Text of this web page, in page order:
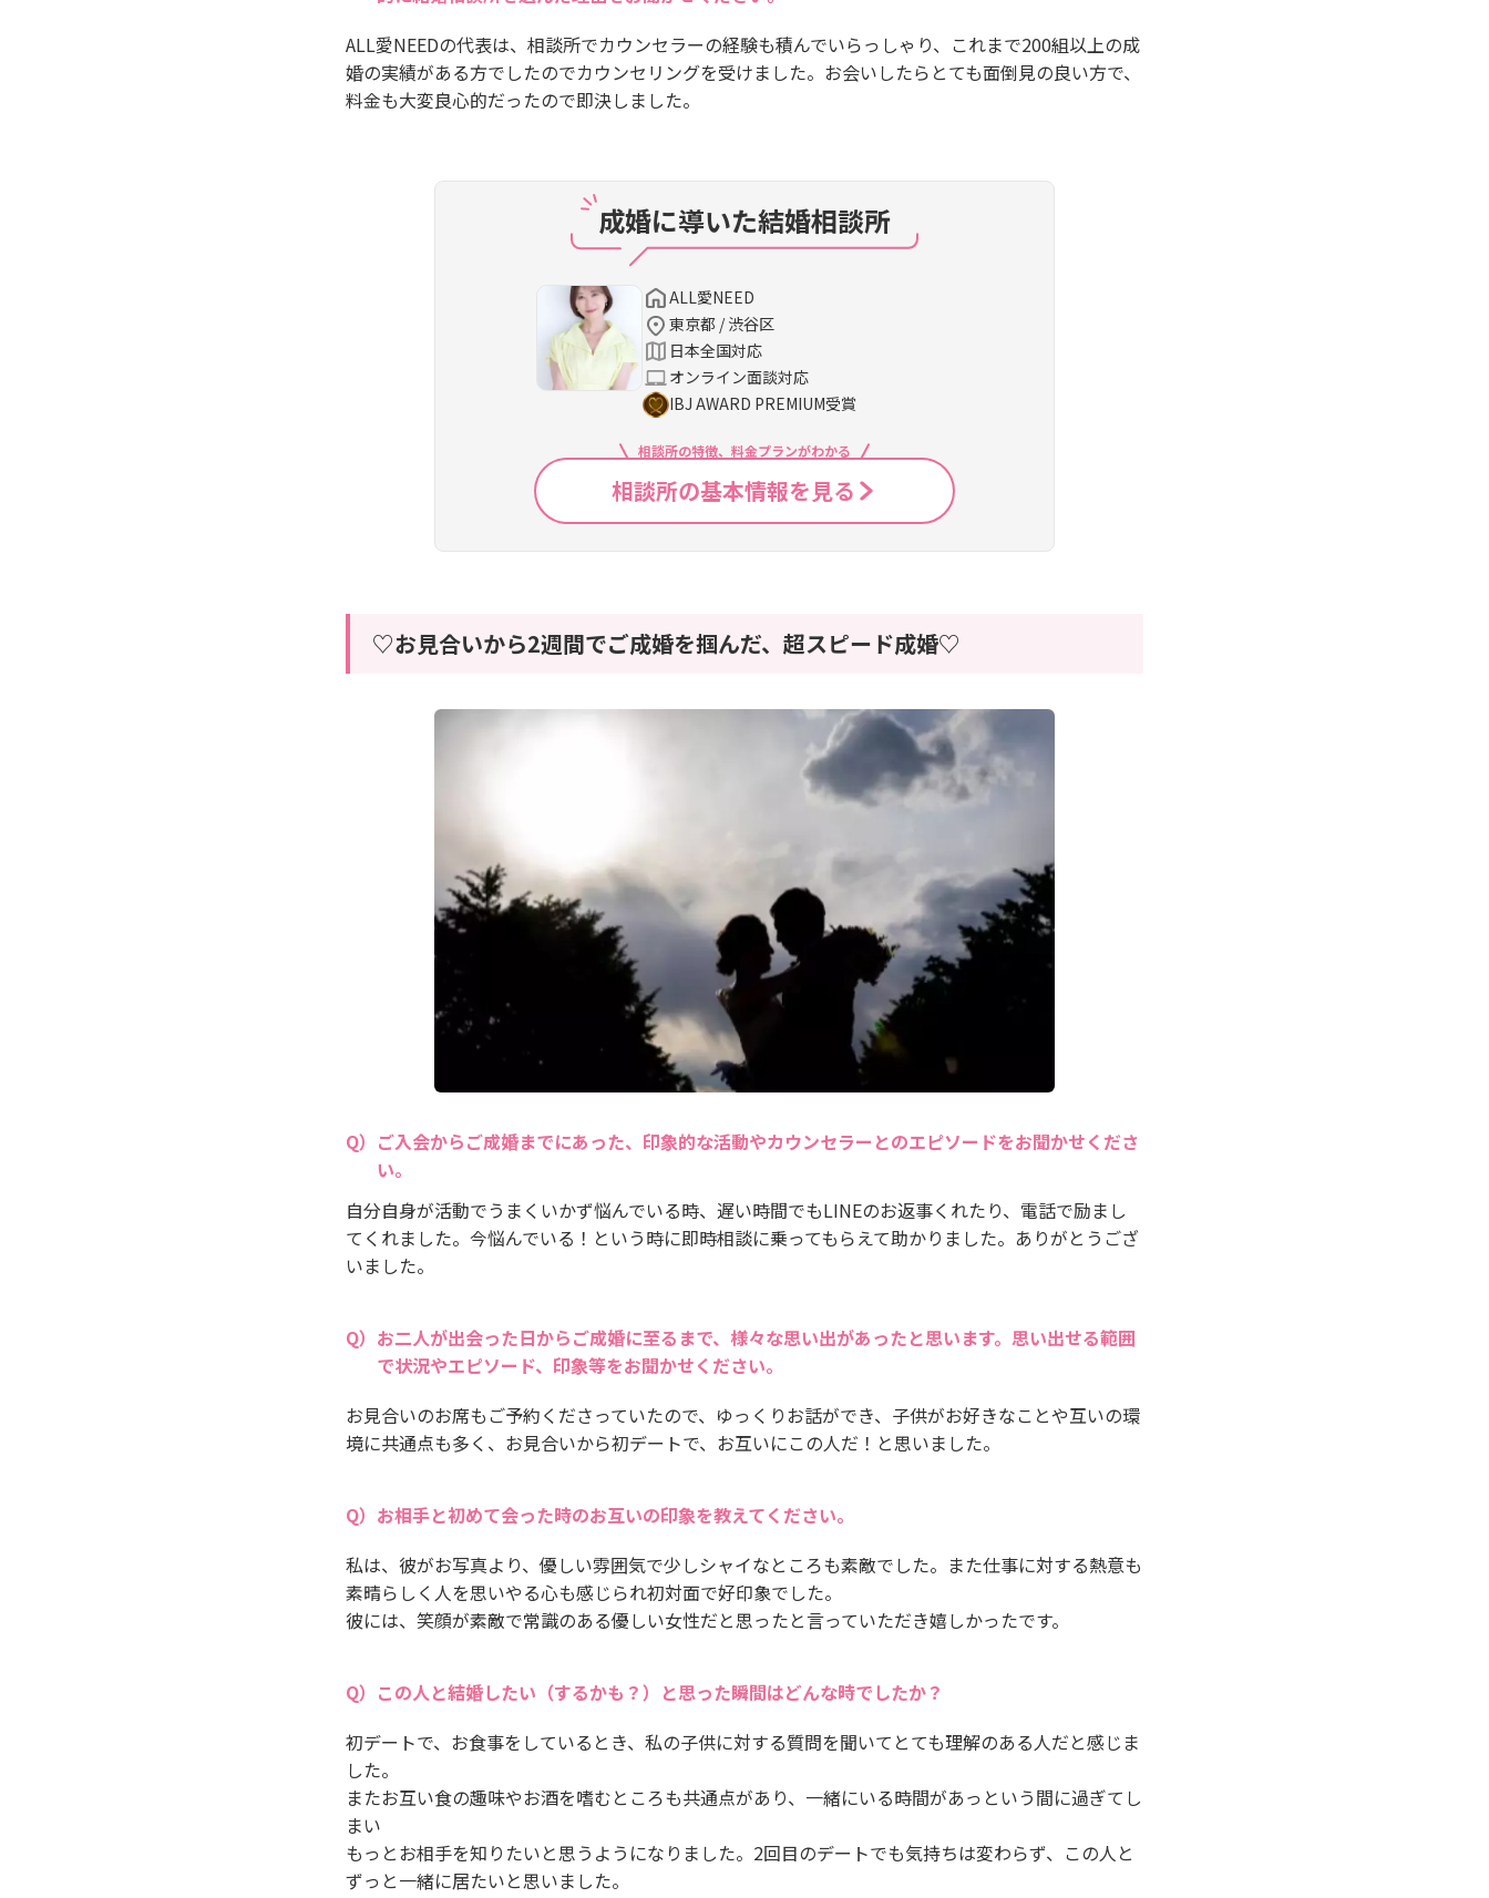
ALL愛NEEDの代表は、相談所でカウンセラーの経験も積んでいらっしゃり、これまで200組以上の成
婚の実績がある方でしたのでカウンセリングを受けました。お会いしたらとても面倒見の良い方で、
料金も大変良心的だったので即決しました。
成婚に導いた結婚相談所
ALL愛NEED
東京都 / 渋谷区
日本全国対応
オンライン面談対応
IBJ AWARD PREMIUM受賞
相談所の特徴、料金プランがわかる
相談所の基本情報を見る
♡お見合いから2週間でご成婚を掴んだ、超スピード成婚♡
ご入会からご成婚までにあった、印象的な活動やカウンセラーとのエピソードをお聞かせくださ
い。
自分自身が活動でうまくいかず悩んでいる時、遅い時間でもLINEのお返事くれたり、電話で励まし
てくれました。今悩んでいる！という時に即時相談に乗ってもらえて助かりました。ありがとうござ
いました。
お二人が出会った日からご成婚に至るまで、様々な思い出があったと思います。思い出せる範囲
で状況やエピソード、印象等をお聞かせください。
お見合いのお席もご予約くださっていたので、ゆっくりお話ができ、子供がお好きなことや互いの環
境に共通点も多く、お見合いから初デートで、お互いにこの人だ！と思いました。
お相手と初めて会った時のお互いの印象を教えてください。
私は、彼がお写真より、優しい雰囲気で少しシャイなところも素敵でした。また仕事に対する熱意も
素晴らしく人を思いやる心も感じられ初対面で好印象でした。
彼には、笑顔が素敵で常識のある優しい女性だと思ったと言っていただき嬉しかったです。
この人と結婚したい（するかも？）と思った瞬間はどんな時でしたか？
初デートで、お食事をしているとき、私の子供に対する質問を聞いてとても理解のある人だと感じま
した。
またお互い食の趣味やお酒を嗜むところも共通点があり、一緒にいる時間があっという間に過ぎてし
まい
もっとお相手を知りたいと思うようになりました。2回目のデートでも気持ちは変わらず、この人と
ずっと一緒に居たいと思いました。